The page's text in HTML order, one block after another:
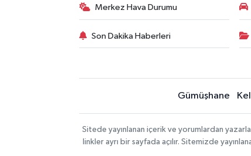
Merkez Hava Durumu
Son Dakika Haberleri
Gümüşhane
Sitede yayınlanan içerik ve yorumlardan
linkler ayrı bir sayfada açılır. Sitemizde